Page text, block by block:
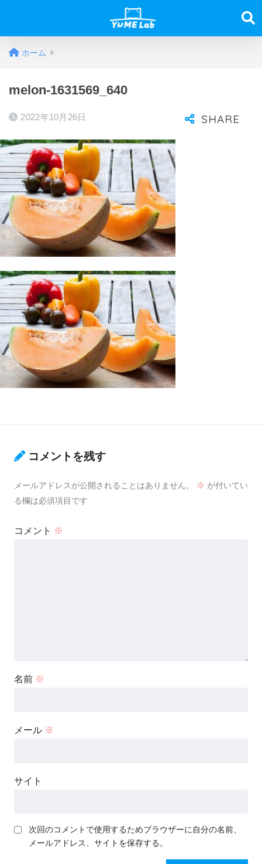
ホーム
melon-1631569_640
2022年10月26日
コメントを残す
メールアドレスが公開されることはありません。 ※ が付いてい
る欄は必須項目です
コメント ※
名前 ※
メール ※
サイト
次回のコメントで使用するためブラウザーに自分の名前、
メールアドレス、サイトを保存する。